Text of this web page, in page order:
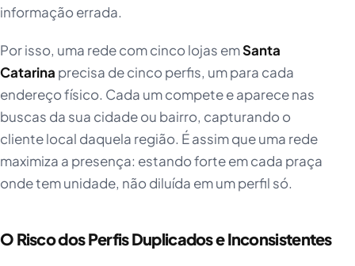
informação errada.
Por isso, uma rede com cinco lojas emSanta
Catarina precisa de cinco perfis, um para cada
endereço físico. Cada um compete e aparece nas
buscas da sua cidade ou bairro, capturando o
cliente local daquela região. É assim que uma rede
maximiza a presença: estando forte em cada praça
onde tem unidade, não diluída em um perfil só.
O Risco dos Perfis Duplicados e Inconsistentes